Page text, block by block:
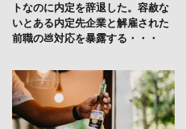
トなのに内定を辞退した。容赦な
いとある内定先企業と解雇された
前職の💩対応を暴露する・・・